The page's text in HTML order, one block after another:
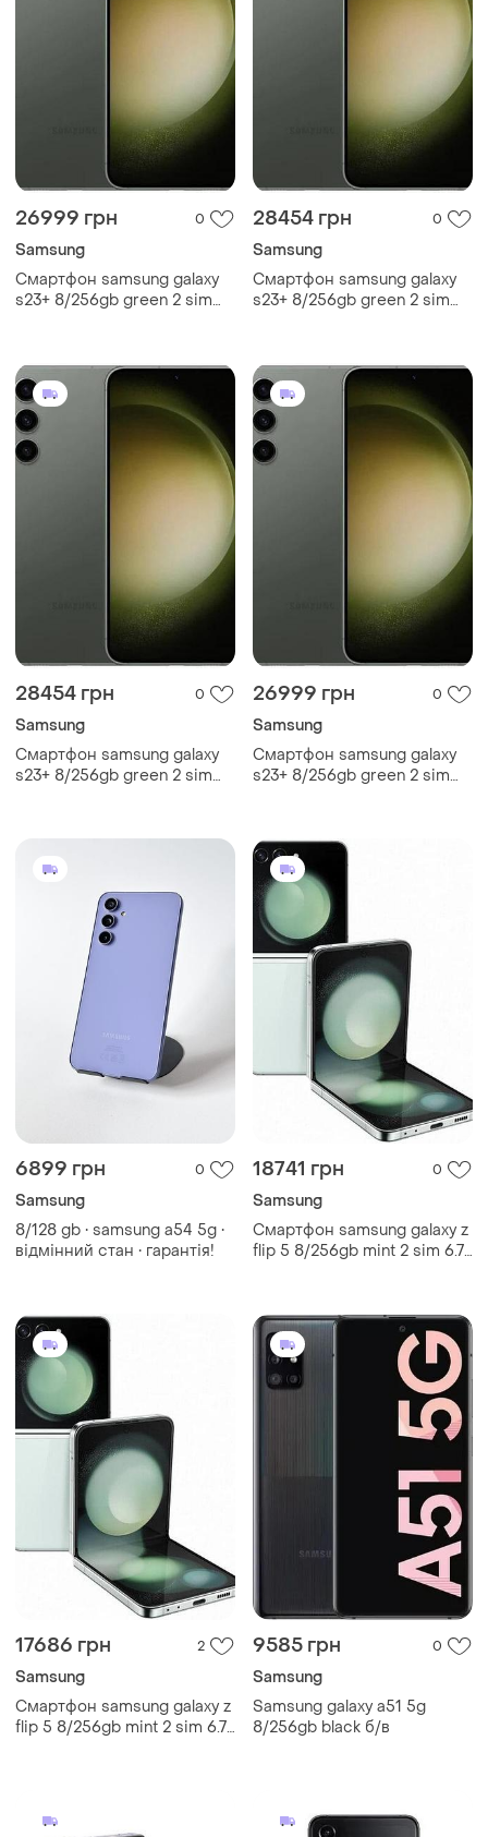
26999 грн 0
Samsung
Смартфон samsung galaxy
s23+ 8/256gb green 2 sim
28454 грн 0
Samsung
Смартфон samsung galaxy
s23+ 8/256gb green 2 sim
28454 грн 0
Samsung
Смартфон samsung galaxy
s23+ 8/256gb green 2 sim
26999 грн 0
Samsung
Смартфон samsung galaxy
s23+ 8/256gb green 2 sim
6899 грн 0
Samsung
8/128 gb • samsung a54 5g •
відмінний стан • гарантія!
18741 грн 0
Samsung
Смартфон samsung galaxy z
flip 5 8/256gb mint 2 sim 6.7"
17686 грн 2
Samsung
Смартфон samsung galaxy z
flip 5 8/256gb mint 2 sim 6.7"
9585 грн 0
Samsung
Samsung galaxy a51 5g
8/256gb black б/в